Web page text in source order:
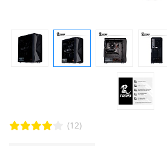
(12)